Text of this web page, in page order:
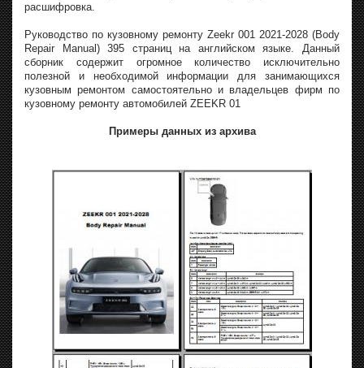
расшифровка.
Руководство по кузовному ремонту Zeekr 001 2021-2028 (Body
Repair Manual) 395 страниц на английском языке. Данный
сборник содержит огромное количество исключительно
полезной и необходимой информации для занимающихся
кузовным ремонтом самостоятельно и владельцев фирм по
кузовному ремонту автомобилей ZEEKR 01
Примеры данных из архива